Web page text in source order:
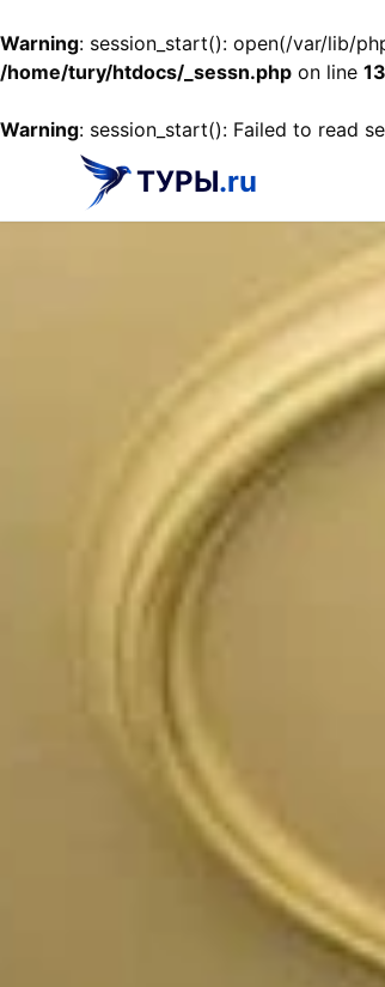
Warning: session_start(): open(/var/lib/
/home/tury/htdocs/_sessn.php on line 13
Warning: session_start(): Failed to read
ТУРЫ.ru